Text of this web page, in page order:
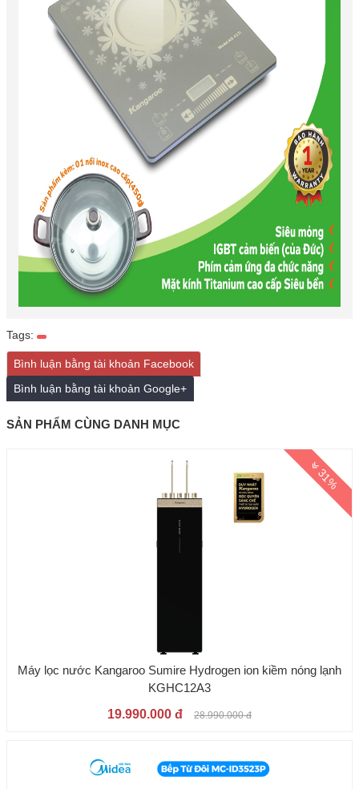
Tags:
Bình luận bằng tài khoản Facebook
Bình luận bằng tài khoản Google+
SẢN PHẨM CÙNG DANH MỤC
31%
Máy lọc nước Kangaroo Sumire Hydrogen ion kiềm nóng lạnh
KGHC12A3
19.990.000 đ
28.990.000 đ